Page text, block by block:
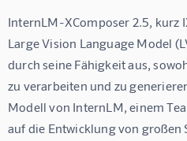
InternLM-XComposer 2.5, kurz
Large Vision Language Model
durch seine Fähigkeit aus,
zu verarbeiten und zu
Modell von InternLM, einem
auf die Entwicklung von großen